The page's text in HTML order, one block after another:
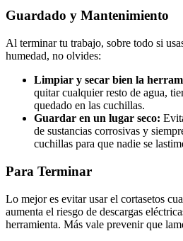
Guardado y Mantenimiento
Al terminar tu trabajo, sobre todo si
humedad, no olvides:
Limpiar y secar bien la
quitar cualquier resto de agua,
quedado en las cuchillas.
Guardar en un lugar seco:
de sustancias corrosivas y
cuchillas para que nadie se
Para Terminar
Lo mejor es evitar usar el cortasetos
aumenta el riesgo de descargas
herramienta. Más vale prevenir que